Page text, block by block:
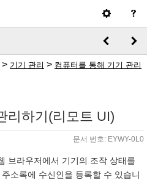
> 기기 관리 > 컴퓨터를 통해 기기 관리
리하기(리모트 UI)
문서 번호: EYWY-0L0
브라우저에서 기기의 조작 상태를
소록에 수신인을 등록할 수 있습니